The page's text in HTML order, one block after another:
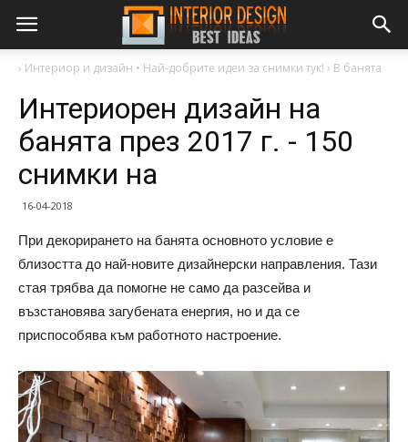
› Интериор и дизайн • Най-добрите идеи за снимки тук! › В банята
Интериорен дизайн на
банята през 2017 г. - 150
снимки на
16-04-2018
При декорирането на банята основното условие е
близостта до най-новите дизайнерски направления. Тази
стая трябва да помогне не само да разсейва и
възстановява загубената енергия, но и да се
приспособява към работното настроение.